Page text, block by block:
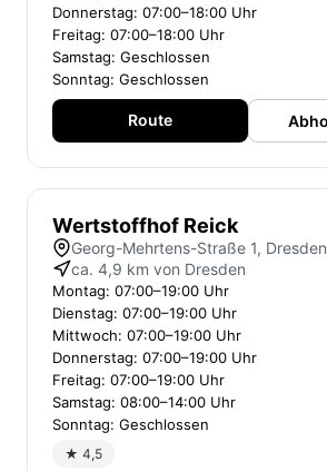
Donnerstag: 07:00–18:00 Uhr
Freitag: 07:00–18:00 Uhr
Samstag: Geschlossen
Sonntag: Geschlossen
Route
Wertstoffhof Reick
Georg-Mehrtens-Straße 1, Dresden
ca. 4,9 km von Dresden
Montag: 07:00–19:00 Uhr
Dienstag: 07:00–19:00 Uhr
Mittwoch: 07:00–19:00 Uhr
Donnerstag: 07:00–19:00 Uhr
Freitag: 07:00–19:00 Uhr
Samstag: 08:00–14:00 Uhr
Sonntag: Geschlossen
★ 4,5